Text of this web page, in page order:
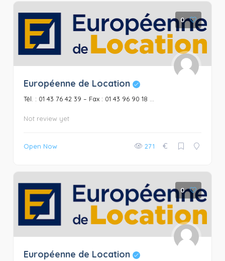
0
Européenne de Location
Tél. : 01 43 76 42 39 – Fax : 01 43 96 90 18 ...
Not review yet
Open Now 271 €
0
Européenne de Location